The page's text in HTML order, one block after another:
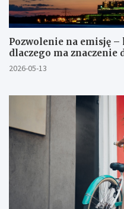
Pozwolenie na emisję
dlaczego ma znaczenie
2026-05-13